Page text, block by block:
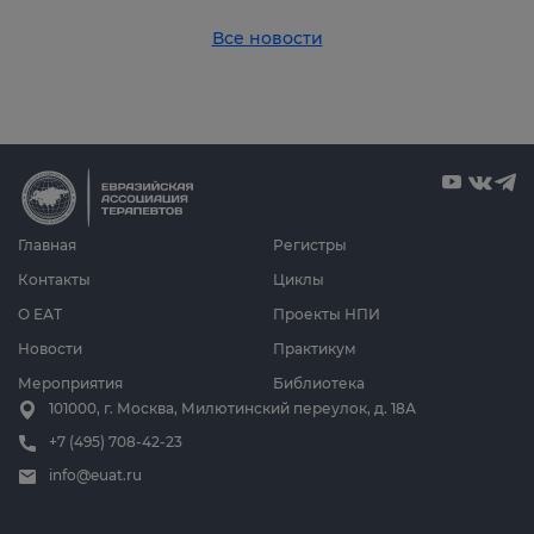
Все новости
Главная
О ЕАТ
Новости
Мероприятия
Циклы
Проекты НПИ
Практикум
Библиотека
Регистры
Контакты
101000, г. Москва, Милютинский переулок, д. 18А
+7 (495) 708-42-23
info@euat.ru